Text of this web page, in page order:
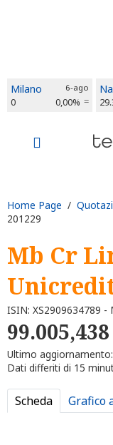
Milano 6-ago
0 0,00%
Home Page /
201229
Mb Cr
ISIN: XS2909634789 -
99.005,438
Ultimo aggiornamento:
Dati differiti di 15
Scheda Grafico